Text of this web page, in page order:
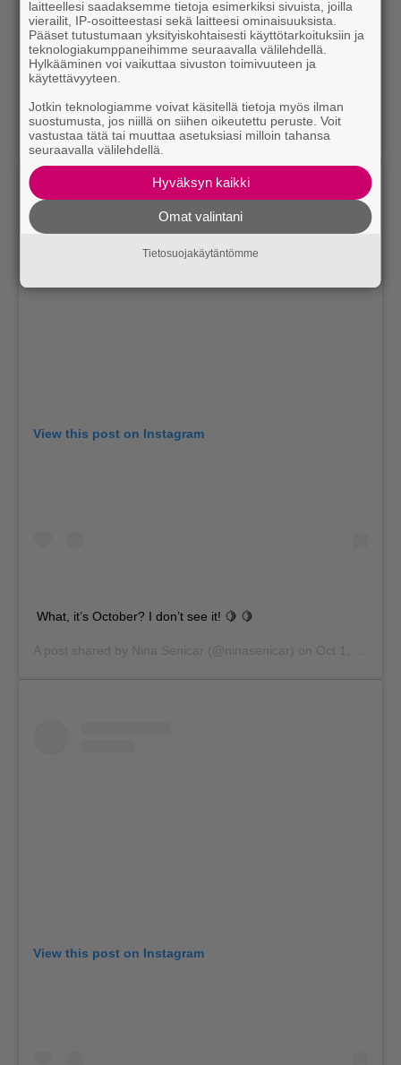
Dark #hair, don’t care 🤷🏻‍♀️ . . . Color by @niky_epi Con I
A post shared byNina Senicar(@ninasenicar) onFeb 4, 2019 at 9:28am PST
View this post on Instagram
What, it’s October? I don’t see it! 🍋 🍋
A post shared by Nina Senicar (@ninasenicar) on Oct 1, 2018 at 8:02am PDT
View this post on Instagram
laitteellesi saadaksemme tietoja esimerkiksi sivuista, joilla
vierailit, IP-osoitteestasi sekä laitteesi ominaisuuksista.
Pääset tutustumaan yksityiskohtaisesti käyttötarkoituksiin ja
teknologiakumppaneihimme seuraavalla välilehdellä.
Hylkääminen voi vaikuttaa sivuston toimivuuteen ja
käytettävyyteen.
Jotkin teknologiamme voivat käsitellä tietoja myös ilman
suostumusta, jos niillä on siihen oikeutettu peruste. Voit
vastustaa tätä tai muuttaa asetuksiasi milloin tahansa
seuraavalla välilehdellä.
Hyväksyn kaikki
Omat valintani
Tietosuojakäytäntömme